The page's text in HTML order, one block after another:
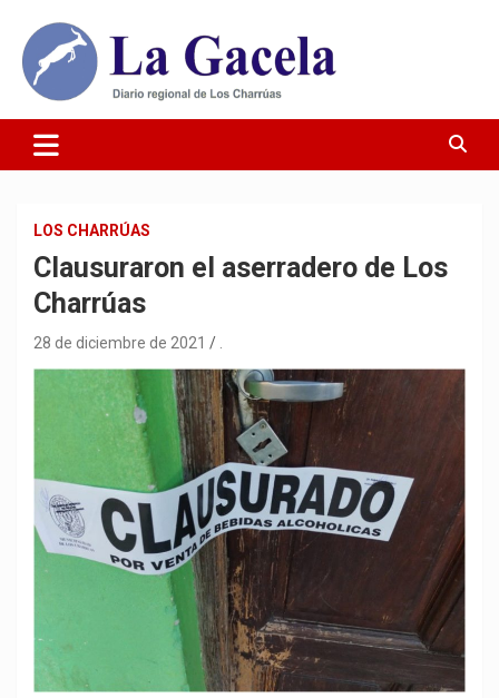
contenido
Diario La Gacela
LOS CHARRÚAS
Clausuraron el aserradero de Los
Charrúas
28 de diciembre de 2021